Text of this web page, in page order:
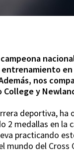
entrenamiento
nos
y
deportiva,
2 medallas en
practicando
mundo del Cross